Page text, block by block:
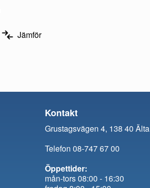
Jämför
Kontakt
Grustagsvägen 4, 138 40 Älta
Telefon 08-747 67 00
Öppettider:
mån-tors 08:00 - 16:30